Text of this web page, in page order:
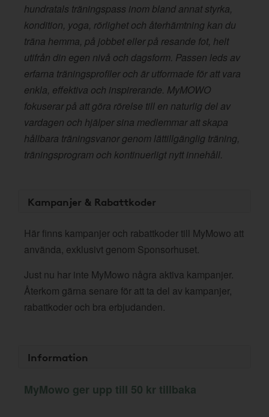
hundratals träningspass inom bland annat styrka,
kondition, yoga, rörlighet och återhämtning kan du
träna hemma, på jobbet eller på resande fot, helt
utifrån din egen nivå och dagsform. Passen leds av
erfarna träningsprofiler och är utformade för att vara
enkla, effektiva och inspirerande. MyMOWO
fokuserar på att göra rörelse till en naturlig del av
vardagen och hjälper sina medlemmar att skapa
hållbara träningsvanor genom lättillgänglig träning,
träningsprogram och kontinuerligt nytt innehåll.
Kampanjer & Rabattkoder
Här finns kampanjer och rabattkoder till MyMowo att
använda, exklusivt genom Sponsorhuset.
Just nu har inte MyMowo några aktiva kampanjer.
Återkom gärna senare för att ta del av kampanjer,
rabattkoder och bra erbjudanden.
Information
MyMowo ger upp till 50 kr tillbaka